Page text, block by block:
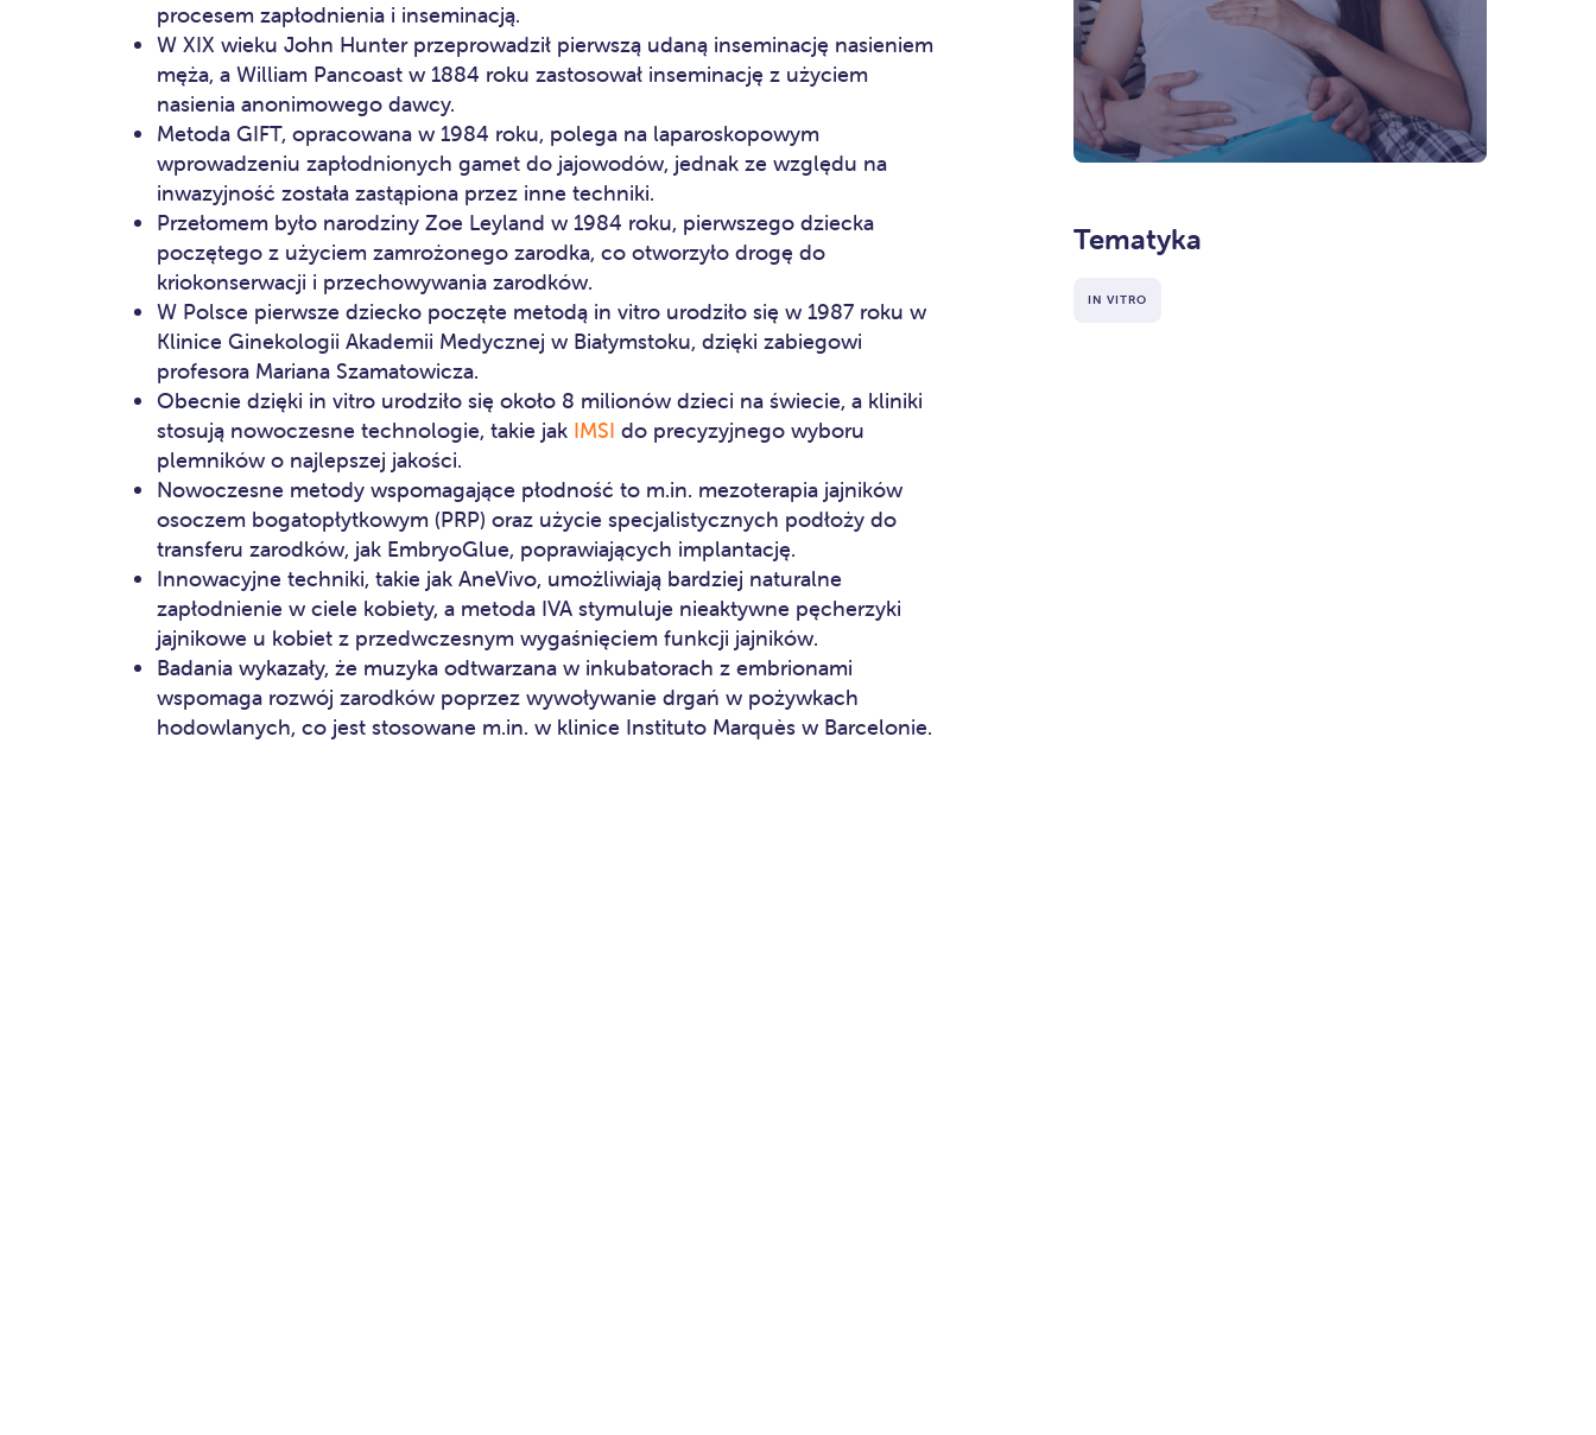
procesem zapłodnienia i inseminacją.
W XIX wieku John Hunter przeprowadził pierwszą udaną inseminację nasieniem
męża, a William Pancoast w 1884 roku zastosował inseminację z użyciem
nasienia anonimowego dawcy.
Metoda GIFT, opracowana w 1984 roku, polega na laparoskopowym
wprowadzeniu zapłodnionych gamet do jajowodów, jednak ze względu na
inwazyjność została zastąpiona przez inne techniki.
Przełomem było narodziny Zoe Leyland w 1984 roku, pierwszego dziecka
poczętego z użyciem zamrożonego zarodka, co otworzyło drogę do
kriokonserwacji i przechowywania zarodków.
W Polsce pierwsze dziecko poczęte metodą in vitro urodziło się w 1987 roku w
Klinice Ginekologii Akademii Medycznej w Białymstoku, dzięki zabiegowi
profesora Mariana Szamatowicza.
Obecnie dzięki in vitro urodziło się około 8 milionów dzieci na świecie, a kliniki
stosują nowoczesne technologie, takie jak IMSI do precyzyjnego wyboru
plemników o najlepszej jakości.
Nowoczesne metody wspomagające płodność to m.in. mezoterapia jajników
osoczem bogatopłytkowym (PRP) oraz użycie specjalistycznych podłoży do
transferu zarodków, jak EmbryoGlue, poprawiających implantację.
Innowacyjne techniki, takie jak AneVivo, umożliwiają bardziej naturalne
zapłodnienie w ciele kobiety, a metoda IVA stymuluje nieaktywne pęcherzyki
jajnikowe u kobiet z przedwczesnym wygaśnięciem funkcji jajników.
Badania wykazały, że muzyka odtwarzana w inkubatorach z embrionami
wspomaga rozwój zarodków poprzez wywoływanie drgań w pożywkach
hodowlanych, co jest stosowane m.in. w klinice Instituto Marquès w Barcelonie.
Tematyka
IN VITRO